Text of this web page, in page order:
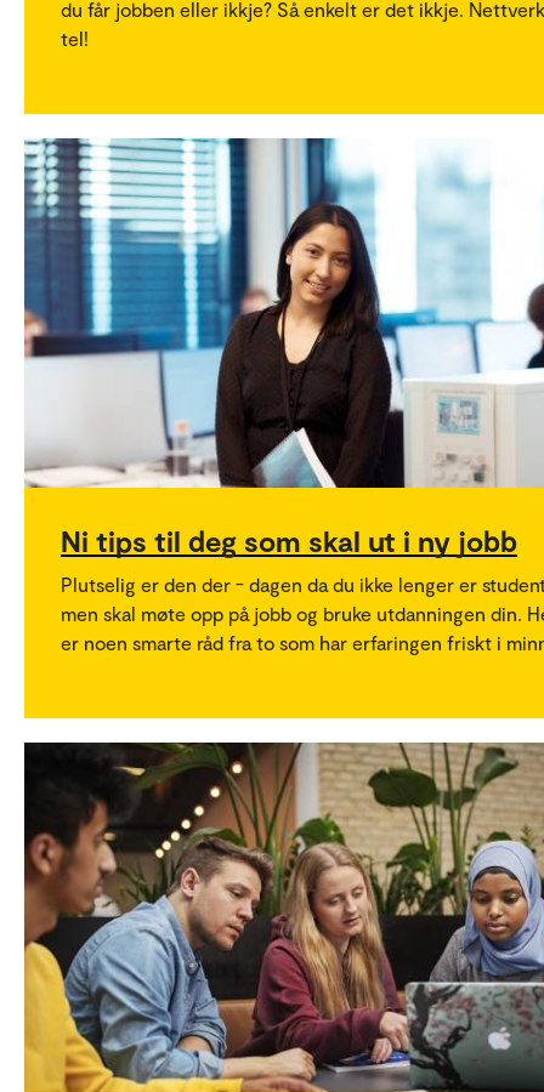
du får jobben eller ikkje? Så enkelt er det ikkje. Nettverk
tel!
Ni tips til deg som skal ut i ny jobb
Plutselig er den der - dagen da du ikke lenger er
men skal møte opp på jobb og bruke utdanningen din.
er noen smarte råd fra to som har erfaringen friskt i